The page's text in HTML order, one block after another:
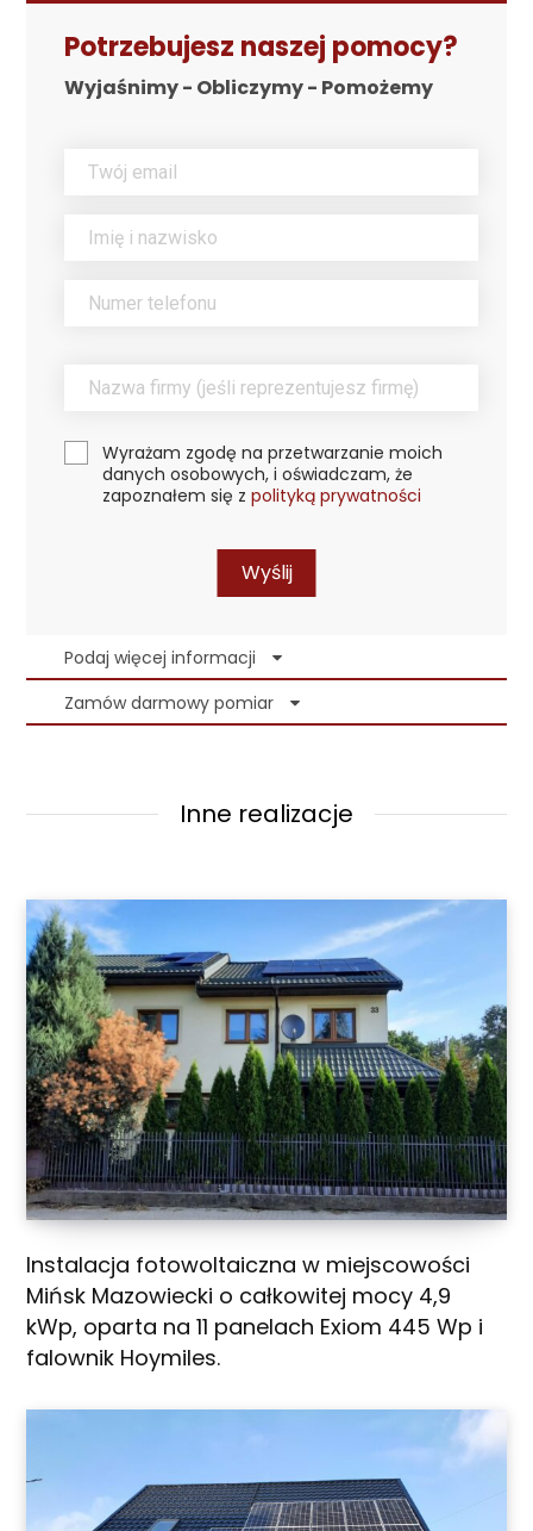
Potrzebujesz naszej pomocy?
Wyjaśnimy - Obliczymy - Pomożemy
Wyrażam zgodę na przetwarzanie moich
danych osobowych, i oświadczam, że
zapoznałem się z polityką prywatności
Wyślij
Podaj więcej informacji
Zamów darmowy pomiar
Inne realizacje
Instalacja fotowoltaiczna w miejscowości
Mińsk Mazowiecki o całkowitej mocy 4,9
kWp, oparta na 11 panelach Exiom 445 Wp i
falownik Hoymiles.